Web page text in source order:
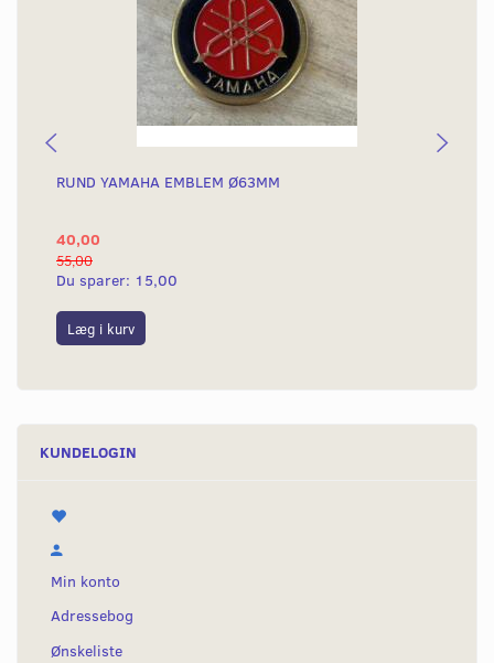
RUND YAMAHA EMBLEM Ø63MM
40,00
55,00
Du sparer: 15,00
Læg i kurv
KUNDELOGIN
Min konto
Adressebog
Ønskeliste